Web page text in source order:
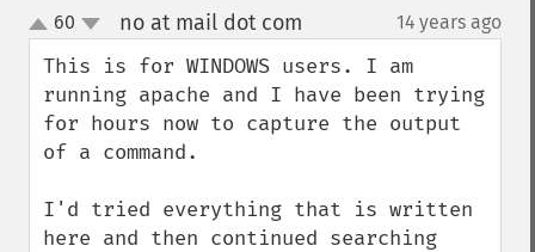
up
down
60 no at mail dot com 14 years ago
This is for WINDOWS users. I am
running apache and I have been trying
for hours now to capture the output
of a command.
I'd tried everything that is written
here and then continued searching